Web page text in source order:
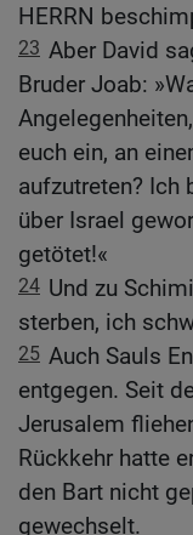
HERRN
23 Aber David
Bruder Joab:
euch ein, an
aufzutreten? Ich
über Israel
getötet!«
24 Und zu
sterben, ich
25 Auch Sauls
entgegen. Seit
Jerusalem
Rückkehr hatte
den Bart nicht
gewechselt.